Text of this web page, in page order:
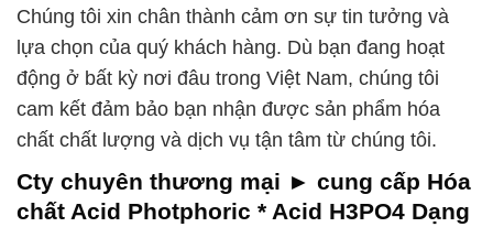
Chúng tôi xin chân thành cảm ơn sự tin tưởng và
lựa chọn của quý khách hàng. Dù bạn đang hoạt
động ở bất kỳ nơi đâu trong Việt Nam, chúng tôi
cam kết đảm bảo bạn nhận được sản phẩm hóa
chất chất lượng và dịch vụ tận tâm từ chúng tôi.
Cty chuyên thương mại ► cung cấp Hóa
chất Acid Photphoric * Acid H3PO4 Dạng